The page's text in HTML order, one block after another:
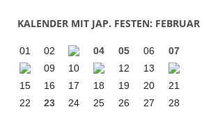
KALENDER MIT JAP. FESTEN: FEBRUAR
01 02 04 05 06
07
09
10 12
13
15
16 17 18 19 20
21
22
23 24 25 26 27 28